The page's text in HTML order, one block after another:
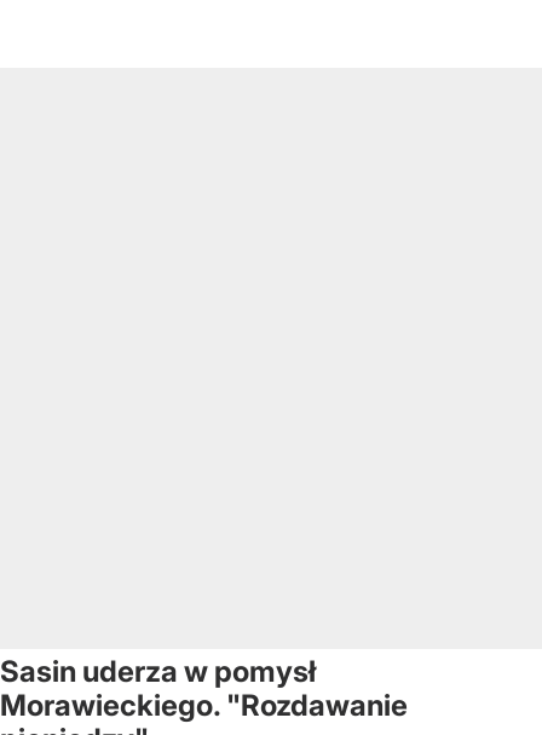
Sasin uderza w pomysł
Morawieckiego. "Rozdawanie